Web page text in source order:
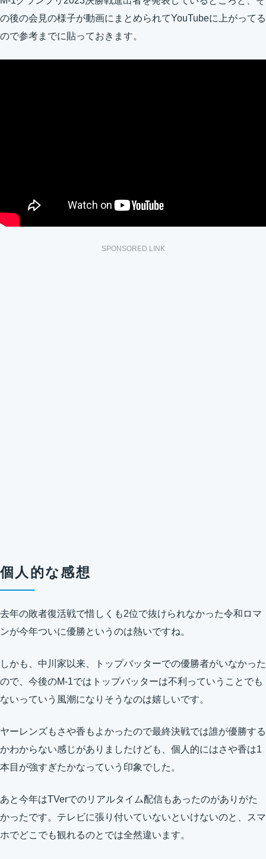
の後の会見の様子が動画にまとめられてYouTubeに上がってる
ので参考までに貼っておきます。
SPONSORED LINK
個人的な感想
去年の敗者復活戦で惜しくも2位で抜けられなかった令和ロマ
ンが今年ついに優勝というのは熱いですね。
しかも、中川家以来、トップバッターでの優勝者がいなかった
ので、今後のM-1ではトップバッターは不利っていうことでも
ないっていう風潮になりそうなのは嬉しいです。
ヤーレンズもさや香もよかったので最終決戦では誰が優勝する
かわからない感じがありましたけども、個人的にはさや香は1
本目が強すぎたかなっていう印象でした。
あと今年はTVerでのリアルタイム配信もあったのがありがた
かったです。テレビに張り付いていないといけないのと、スマ
ホでどこでも観れるのとでは全然違います。